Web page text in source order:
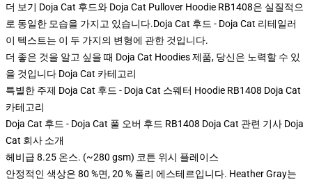
더 보기 Doja Cat 후드와 Doja Cat Pullover Hoodie RB1408은 실질적으
로 동일한 모습을 가지고 있습니다.Doja Cat 후드 - Doja Cat 리테일러
이 텍스트는 이 두 가지의 변형에 관한 것입니다.
더 좋은 것을 알고 싶을 때 Doja Cat Hoodies 제품, 당신은 노력할 수 있
을 것입니다 Doja Cat 카테고리
특별한 주제 Doja Cat 후드 - Doja Cat 스웨터 Hoodie RB1408 Doja Cat
카테고리
Doja Cat 후드 - Doja Cat 풀 오버 후드 RB1408 Doja Cat 관련 기사 Doja
Cat 회사 소개
헤비급 8.25 온스. (~280 gsm) 코튼 위시 플레이스
안정적인 색상은 80 %면, 20 % 폴리 에스테르입니다. Heather Gray는